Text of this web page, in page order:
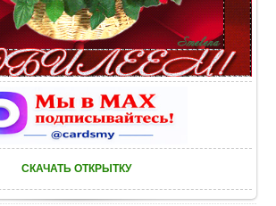
СКАЧАТЬ ОТКРЫТКУ